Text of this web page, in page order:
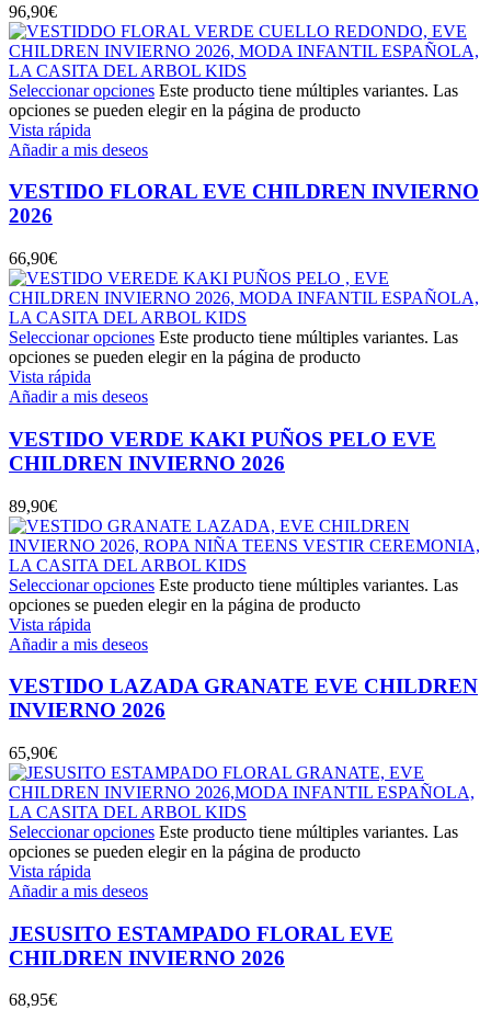
96,90€
Seleccionar opciones Este producto tiene múltiples variantes. Las
opciones se pueden elegir en la página de producto
Vista rápida
Añadir a mis deseos
VESTIDO FLORAL EVE CHILDREN INVIERNO
2026
66,90€
Seleccionar opciones Este producto tiene múltiples variantes. Las
opciones se pueden elegir en la página de producto
Vista rápida
Añadir a mis deseos
VESTIDO VERDE KAKI PUÑOS PELO EVE
CHILDREN INVIERNO 2026
89,90€
Seleccionar opciones Este producto tiene múltiples variantes. Las
opciones se pueden elegir en la página de producto
Vista rápida
Añadir a mis deseos
VESTIDO LAZADA GRANATE EVE CHILDREN
INVIERNO 2026
65,90€
Seleccionar opciones Este producto tiene múltiples variantes. Las
opciones se pueden elegir en la página de producto
Vista rápida
Añadir a mis deseos
JESUSITO ESTAMPADO FLORAL EVE
CHILDREN INVIERNO 2026
68,95€